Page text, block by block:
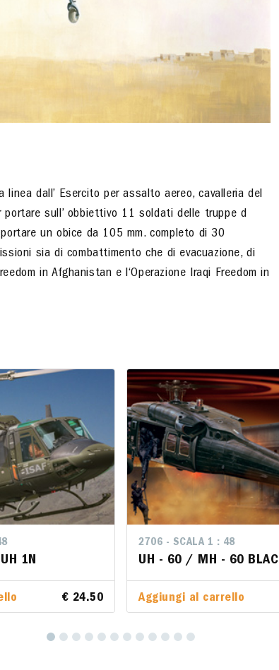
dall’ Esercito per assalto aereo, cavalleria del
portare sull’ obbiettivo 11 soldati delle truppe d
un obice da 105 mm. completo di 30
sia di combattimento che di evacuazione, di
in Afghanistan e l‘Operazione Iraqi Freedom in
1N
€ 24.50
2706 - SCALA 1 : 48
UH - 60 / MH - 60
Aggiungi al carrello
1N
€ 24.50
2706 - SCALA 1 : 48
UH - 60 / MH - 60
Aggiungi al carrello